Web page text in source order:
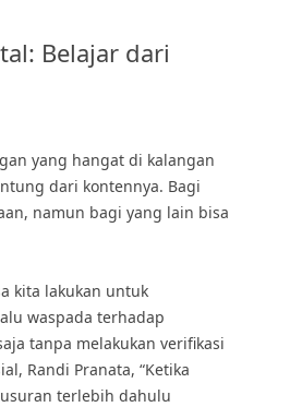
Belajar dari
yang hangat di kalangan
dari kontennya. Bagi
namun bagi yang lain bisa
kita lakukan untuk
waspada terhadap
tanpa melakukan verifikasi
Randi Pranata, “Ketika
terlebih dahulu